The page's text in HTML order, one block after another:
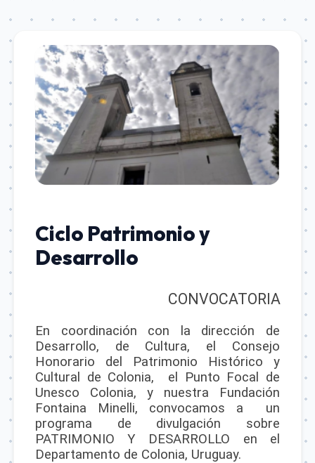
Ciclo Patrimonio y
Desarrollo
CONVOCATORIA
En coordinación con la dirección de
Desarrollo, de Cultura, el Consejo
Honorario del Patrimonio Histórico y
Cultural de Colonia, el Punto Focal de
Unesco Colonia, y nuestra Fundación
Fontaina Minelli, convocamos a un
programa de divulgación sobre
PATRIMONIO Y DESARROLLO en el
Departamento de Colonia, Uruguay.